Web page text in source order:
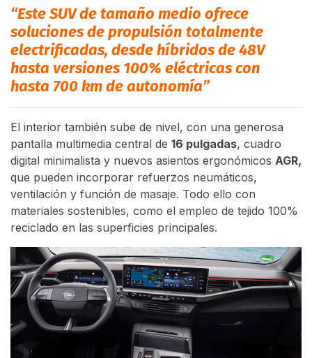
“Este SUV de tamaño medio ofrece
soluciones de propulsión totalmente
electrificadas, desde híbridos de 48V
hasta versiones 100% eléctricas con
hasta 700 km de autonomía”
El interior también sube de nivel, con una generosa
pantalla multimedia central de 16 pulgadas, cuadro
digital minimalista y nuevos asientos ergonómicos AGR,
que pueden incorporar refuerzos neumáticos,
ventilación y función de masaje. Todo ello con
materiales sostenibles, como el empleo de tejido 100%
reciclado en las superficies principales.